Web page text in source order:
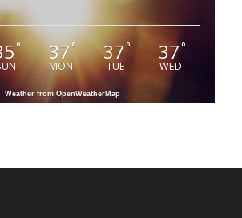
° 37°
MON
37°
TUE
37°
WED
Weather from OpenWeatherMap